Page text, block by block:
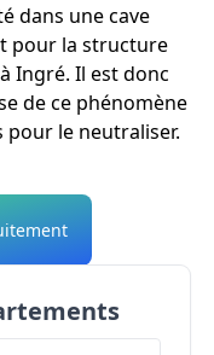
dans une cave
pour la structure
Ingré. Il est donc
de ce phénomène
le neutraliser.